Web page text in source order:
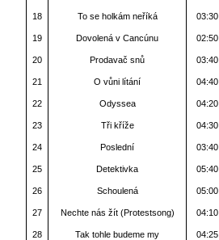
18 To se holkám neříká 03:30
19 Dovolená v Cancúnu 02:50
20 Prodavač snů 03:40
21 O vůni lítání 04:40
22 Odyssea 04:20
23 Tři kříže 04:30
24 Poslední 03:40
25 Detektivka 05:40
26 Schoulená 05:00
27 Nechte nás žít (Protestsong) 04:10
28 Tak tohle budeme my 04:25